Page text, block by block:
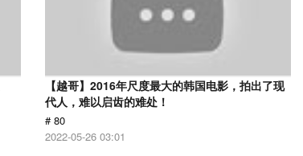
【越哥】2016年尺度最大的韩国电影，拍出了现
代人，难以启齿的难处！
# 80
2022-05-26 03:01